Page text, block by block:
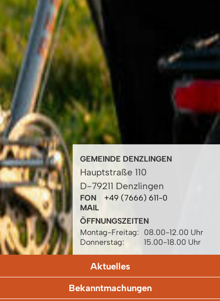
GEMEINDE DENZLINGEN
Hauptstraße 110
D-79211 Denzlingen
FON
+49 (7666) 611-0
MAIL
ÖFFNUNGSZEITEN
Montag-Freitag:
08.00-12.00 Uhr
Donnerstag:
15.00-18.00 Uhr
Aktuelles
Bekanntmachungen